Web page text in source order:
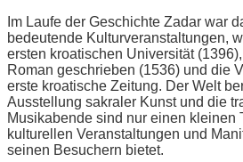
Im Laufe der Geschichte Zadar war
bedeutende Kulturveranstaltungen,
ersten kroatischen Universität
Roman geschrieben (1536) und die
erste kroatische Zeitung. Der Welt
Ausstellung sakraler Kunst und die
Musikabende sind nur einen kleinen
kulturellen Veranstaltungen und
seinen Besuchern bietet.